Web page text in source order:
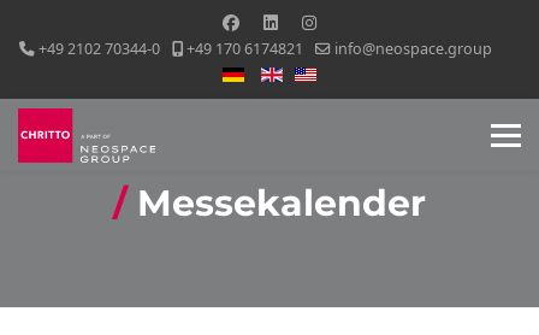
+49 2102 70344-0 +49 170 6174821
info@neospace.group
Sprache auswählen
Messekalender